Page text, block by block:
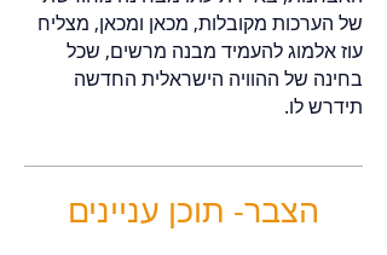
של הערכות מקובלות, מכאן ומכאן, מצליח
עוז אלמוג להעמיד מבנה מרשים, שכל
בחינה של ההוויה הישראלית החדשה
תידרש לו.
הצבר- תוכן עניינים